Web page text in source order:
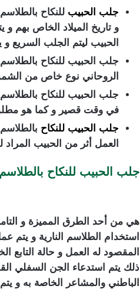
جلب الحبيب للنكاح
و تاريخ الميلاد الخاص بهم
الحبيب ليتم الجلب السريع
جلب الحبيب للنكاح
الروحاني نوع خاص من
جلب الحبيب للنكاح
في وقت قصير و كما هو
جلب الحبيب للنكاح
العمل أثر من الحبيب
جلب الحبيب للنكاح بالطلاسم
هي من أحد الطرق المميزة و
استخدام الطلاسم النارية و
المقصود له العمل و حالة التابع
ذلك يتم استدعاء الجن السفلي
الباطني والمشاعر الخاصة به و يتم